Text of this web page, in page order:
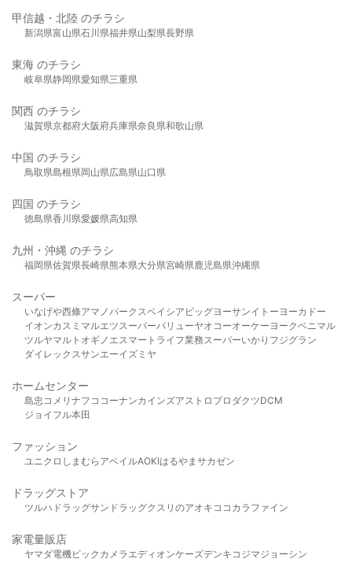
甲信越・北陸 のチラシ
新潟県富山県石川県福井県山梨県長野県
東海 のチラシ
岐阜県静岡県愛知県三重県
関西 のチラシ
滋賀県京都府大阪府兵庫県奈良県和歌山県
中国 のチラシ
鳥取県島根県岡山県広島県山口県
四国 のチラシ
徳島県香川県愛媛県高知県
九州・沖縄 のチラシ
福岡県佐賀県長崎県熊本県大分県宮崎県鹿児島県沖縄県
スーパー
いなげや西條アマノパークスベイシア ビッグヨーサンイトーヨーカドー
イオンカスミ マルエツスーパーバリューヤオコーオーケー ヨークベニマル
ツルヤマルト オギノ エスマート ライフ業務スーパーいかり フジグラン
ダイレックスサンエーイズミヤ
ホームセンター
島忠 コメリ ナフコ コーナンカインズアストロプロダクツDCM
ジョイフル本田
ファッション
ユニクロ しまむら アベイルAOKIはるやま サカゼン
ドラッグストア
ツルハドラッグサンドラッグクスリのアオキ ココカラファイン
家電量販店
ヤマダ電機ビックカメラ エディオンケーズデンキ コジマジョーシン